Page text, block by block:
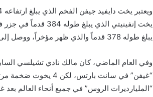
يخت إنفينيتي
يبلغ طوله 378 قدماً والذي ظهر مؤخراً، ووصل إلى سانت كيتس.
وفي العام الماضي، كان مالك نادي تشيلسي
“غيفن” في سانت
“المليارديرات الروس” في جميع أنحاء العالم بعد